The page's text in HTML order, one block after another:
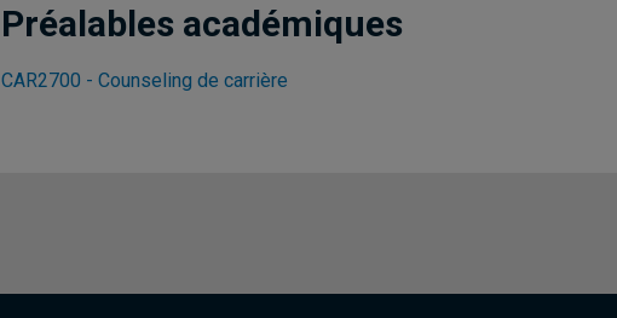
Préalables académiques
CAR2700 - Counseling de carrière